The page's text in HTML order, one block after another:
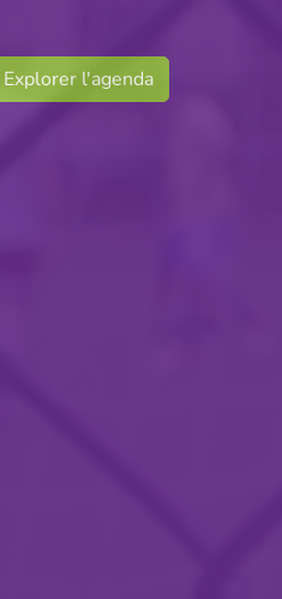
Explorer l'agenda